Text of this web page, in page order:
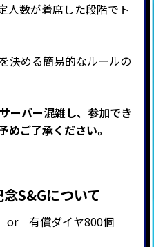
人数が着席した段階でト
決める簡易的なルールの
ーバー混雑し、参加でき
めご了承ください。
S&Gについて
or 有償ダイヤ800個